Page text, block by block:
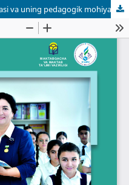
va uning pedagogik mohiyati